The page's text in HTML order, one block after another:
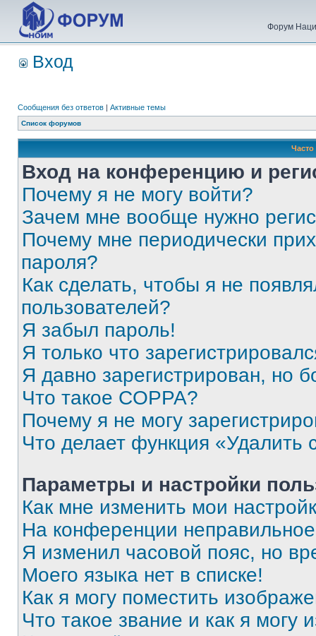
Форум
Вход
Сообщения без ответов | Активные темы
Список форумов
Вход на конференцию и
Почему я не могу войти?
Зачем мне вообще нужно
Почему мне периодически
пароля?
Как сделать, чтобы я не
пользователей?
Я забыл пароль!
Я только что
Я давно зарегистрирован, но
Что такое COPPA?
Почему я не могу
Что делает функция «Удалить
Параметры и настройки
Как мне изменить мои
На конференции
Я изменил часовой пояс, но
Моего языка нет в списке!
Как я могу поместить
Что такое звание и как я могу